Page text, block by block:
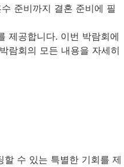
준비까지 결혼 준비에 필
제공합니다. 이번 박람회에
람회의 모든 내용을 자세히
할 수 있는 특별한 기회를 제